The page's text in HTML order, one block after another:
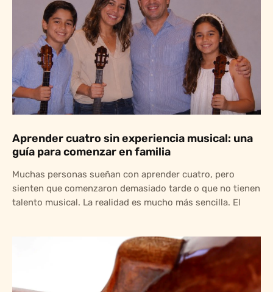
Aprender cuatro sin experiencia musical: una
guía para comenzar en familia
Muchas personas sueñan con aprender cuatro, pero
sienten que comenzaron demasiado tarde o que no tienen
talento musical. La realidad es mucho más sencilla. El